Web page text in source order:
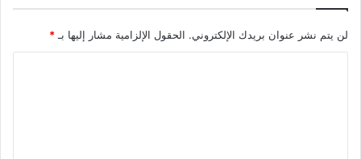
لن يتم نشر عنوان بريدك الإلكتروني. الحقول الإلزامية مشار إليها بـ *